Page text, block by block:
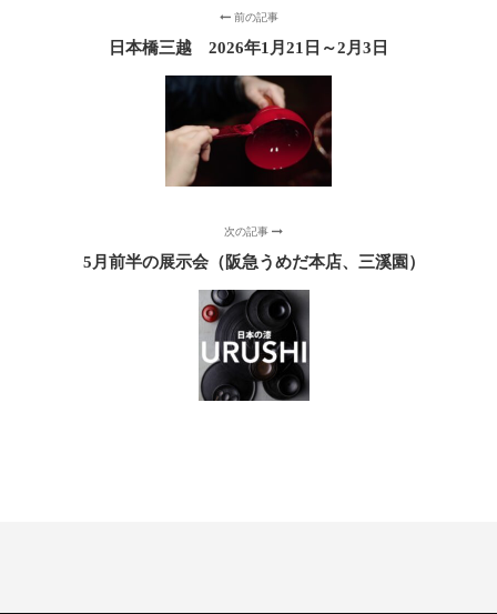
前の記事
日本橋三越 2026年1月21日～2月3日
次の記事
5月前半の展示会（阪急うめだ本店、三溪園）